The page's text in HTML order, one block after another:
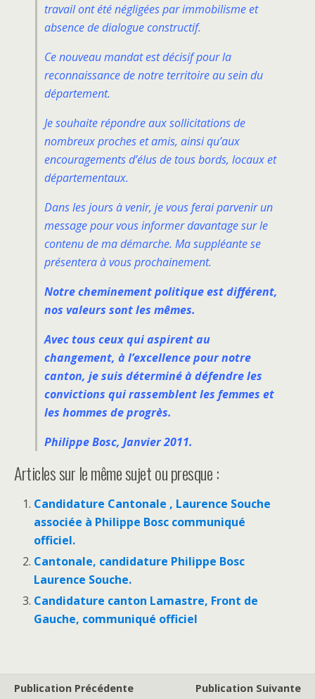
travail ont été négligées par immobilisme et
absence de dialogue constructif.
Ce nouveau mandat est décisif pour la
reconnaissance de notre territoire au sein du
département.
Je souhaite répondre aux sollicitations de
nombreux proches et amis, ainsi qu’aux
encouragements d’élus de tous bords, locaux et
départementaux.
Dans les jours à venir, je vous ferai parvenir un
message pour vous informer davantage sur le
contenu de ma démarche. Ma suppléante se
présentera à vous prochainement.
Notre cheminement politique est différent,
nos valeurs sont les mêmes.
Avec tous ceux qui aspirent au
changement, à l’excellence pour notre
canton, je suis déterminé à défendre les
convictions qui rassemblent les femmes et
les hommes de progrès.
Philippe Bosc, Janvier 2011.
Articles sur le même sujet ou presque :
Candidature Cantonale , Laurence Souche
associée à Philippe Bosc communiqué
officiel.
Cantonale, candidature Philippe Bosc
Laurence Souche.
Candidature canton Lamastre, Front de
Gauche, communiqué officiel
Publication Précédente
Publication Suivante